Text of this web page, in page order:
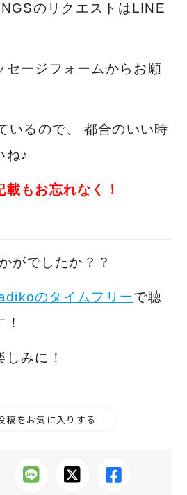
のリクエストはLINE
セージフォームからお願
いるので、
都合のいい時
ね♪
もお忘れなく！
がでしたか？？
のタイムフリーで聴
みに！
稿をお気に入りする